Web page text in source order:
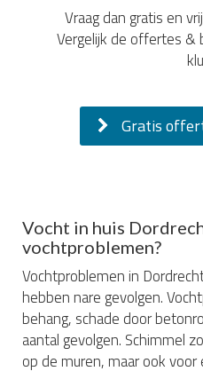
Vraag dan gratis en
Vergelijk de offertes &
Gratis
Vocht in huis
vochtproblemen?
Vochtproblemen in
hebben nare gevolgen.
behang, schade door
aantal gevolgen. Schimmel
op de muren, maar ook